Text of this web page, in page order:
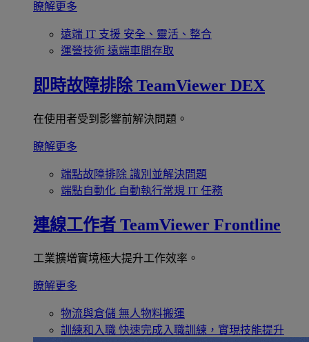
瞭解更多
遠端 IT 支援 安全、靈活、整合
運營技術 遠端車間存取
即時故障排除 TeamViewer DEX
在使用者受到影響前解決問題。
瞭解更多
端點故障排除 識別並解決問題
端點自動化 自動執行常規 IT 任務
連線工作者 TeamViewer Frontline
工業擴增實境極大提升工作效率。
瞭解更多
物流與倉儲 無人物料搬運
訓練和入職 快速完成入職訓練，實現技能提升